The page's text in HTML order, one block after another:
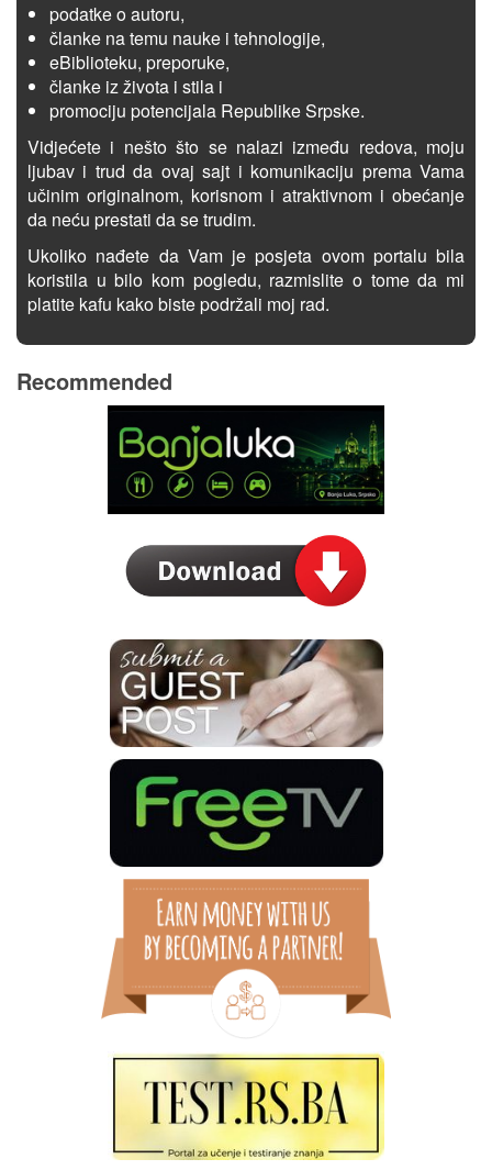
podatke o autoru,
članke na temu nauke i tehnologije,
eBiblioteku, preporuke,
članke iz života i stila i
promociju potencijala Republike Srpske.
Vidjećete i nešto što se nalazi između redova, moju
ljubav i trud da ovaj sajt i komunikaciju prema Vama
učinim originalnom, korisnom i atraktivnom i obećanje
da neću prestati da se trudim.
Ukoliko nađete da Vam je posjeta ovom portalu bila
koristila u bilo kom pogledu, razmislite o tome da mi
platite kafu kako biste podržali moj rad.
Recommended